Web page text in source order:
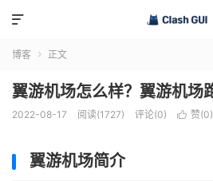

博客  正文
翼游机场怎么样？翼游机场
2022-08-17 阅读(1727) 评论(0)  赞(0)
翼游机场简介